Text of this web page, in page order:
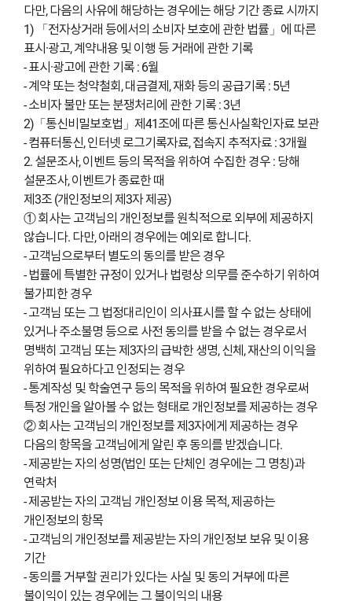
다만, 다음의 사유에 해당하는 경우에는 해당 기간 종료 시까지
1) 「전자상거래 등에서의 소비자 보호에 관한 법률」에 따른
표시·광고, 계약내용 및 이행 등 거래에 관한 기록
- 표시·광고에 관한 기록 : 6월
- 계약 또는 청약철회, 대금결제, 재화 등의 공급기록 : 5년
- 소비자 불만 또는 분쟁처리에 관한 기록 : 3년
2)「통신비밀보호법」제41조에 따른 통신사실확인자료 보관
- 컴퓨터통신, 인터넷 로그기록자료, 접속지 추적자료 : 3개월
2. 설문조사, 이벤트 등의 목적을 위하여 수집한 경우 : 당해
설문조사, 이벤트가 종료한 때
제3조 (개인정보의 제3자 제공)
① 회사는 고객님의 개인정보를 원칙적으로 외부에 제공하지
않습니다. 다만, 아래의 경우에는 예외로 합니다.
- 고객님으로부터 별도의 동의를 받은 경우
- 법률에 특별한 규정이 있거나 법령상 의무를 준수하기 위하여
불가피한 경우
- 고객님 또는 그 법정대리인이 의사표시를 할 수 없는 상태에
있거나 주소불명 등으로 사전 동의를 받을 수 없는 경우로서
명백히 고객님 또는 제3자의 급박한 생명, 신체, 재산의 이익을
위하여 필요하다고 인정되는 경우
- 통계작성 및 학술연구 등의 목적을 위하여 필요한 경우로써
특정 개인을 알아볼 수 없는 형태로 개인정보를 제공하는 경우
② 회사는 고객님의 개인정보를 제3자에게 제공하는 경우
다음의 항목을 고객님에게 알린 후 동의를 받겠습니다.
- 제공받는 자의 성명(법인 또는 단체인 경우에는 그 명칭)과
연락처
- 제공받는 자의 고객님 개인정보 이용 목적, 제공하는
개인정보의 항목
- 고객님의 개인정보를 제공받는 자의 개인정보 보유 및 이용
기간
- 동의를 거부할 권리가 있다는 사실 및 동의 거부에 따른
불이익이 있는 경우에는 그 불이익의 내용